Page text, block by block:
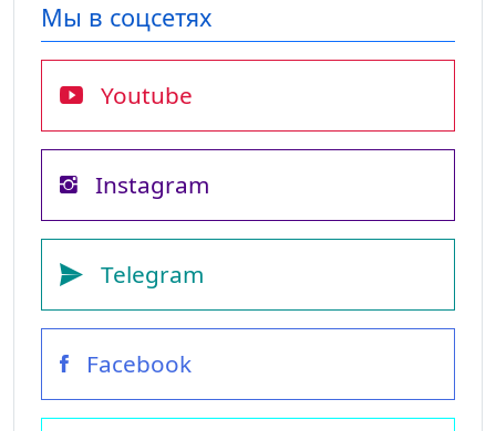
Мы в соцсетях
Youtube
Instagram
Telegram
Facebook